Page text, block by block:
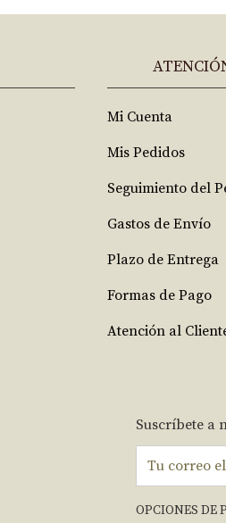
Mi Cuenta
Mis Pedidos
Seguimiento del
Gastos de Envío
Plazo de Entrega
Formas de Pago
Atención al
Suscríbete a
OPCIONES DE